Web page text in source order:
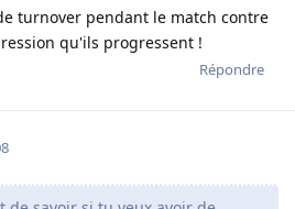
turnover pendant le match contre
qu'ils progressent !
Répondre